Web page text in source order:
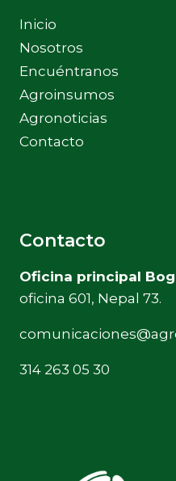
Inicio
Nosotros
Encuéntranos
Agroinsumos
Agronoticias
Contacto
Contacto
Oficina principal
oficina 601, Nepal 73.
314 263 05 30